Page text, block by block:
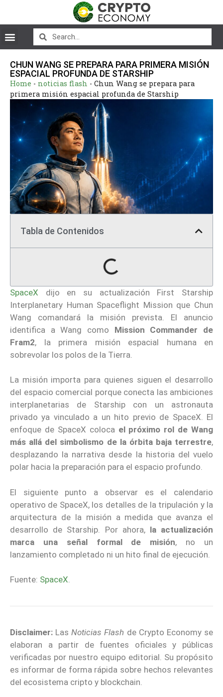
CHUN WANG SE PREPARA PARA PRIMERA MISIÓN
ESPACIAL PROFUNDA DE STARSHIP
Home - noticias flash - Chun Wang se prepara para
primera misión espacial profunda de Starship
Tabla de Contenidos
SpaceX dijo en su actualización First Starship
Interplanetary Human Spaceflight Mission que Chun
Wang comandará la misión prevista. El anuncio
identifica a Wang como Mission Commander de
Fram2, la primera misión espacial humana en
sobrevolar los polos de la Tierra.
La misión importa para quienes siguen el desarrollo
del espacio comercial porque conecta las ambiciones
interplanetarias de Starship con un astronauta
privado ya vinculado a un hito previo de SpaceX. El
enfoque de SpaceX coloca el próximo rol de Wang
más allá del simbolismo de la órbita baja terrestre,
desplazando la narrativa desde la historia del vuelo
polar hacia la preparación para el espacio profundo.
El siguiente punto a observar es el calendario
operativo de SpaceX, los detalles de la tripulación y la
arquitectura de la misión a medida que avanza el
desarrollo de Starship. Por ahora, la actualización
marca una señal formal de misión, no un
lanzamiento completado ni un hito final de ejecución.
Fuente: SpaceX.
Disclaimer: LasNoticias Flash de Crypto Economy se
elaboran a partir de fuentes oficiales y públicas
verificadas por nuestro equipo editorial. Su propósito
es informar de forma rápida sobre hechos relevantes
del ecosistema cripto y blockchain.